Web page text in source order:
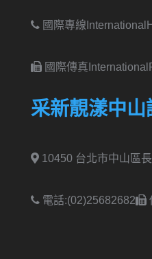
國際專線International
國際傳真International
采新靚漾中山
10450 台北市中山區
電話:(02)25682682